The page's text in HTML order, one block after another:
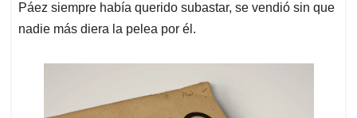
Páez siempre había querido subastar, se vendió sin que
nadie más diera la pelea por él.